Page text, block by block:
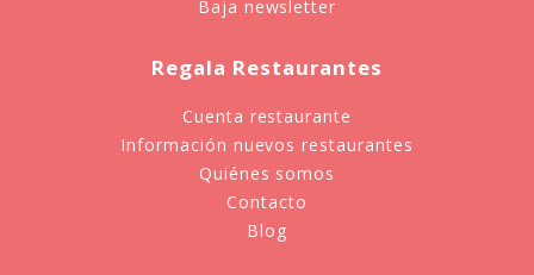
Baja newsletter
Regala Restaurantes
Cuenta restaurante
Información nuevos restaurantes
Quiénes somos
Contacto
Blog